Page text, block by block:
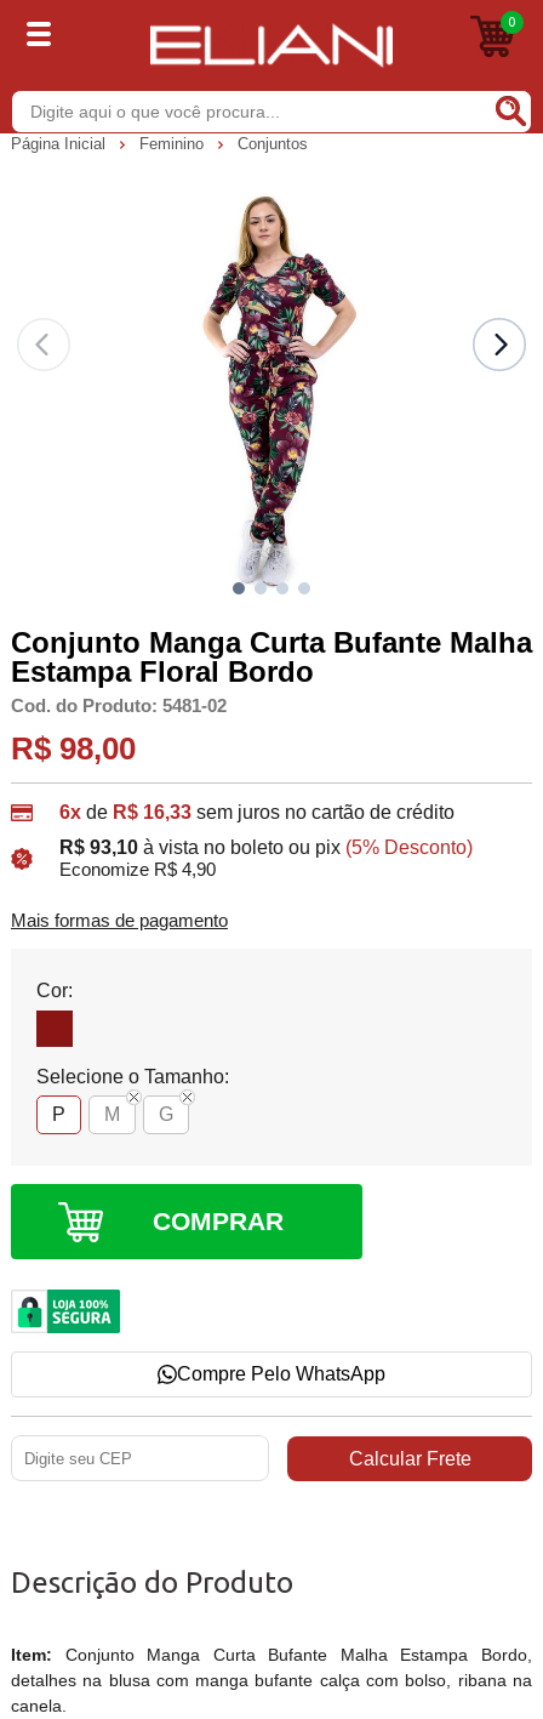
0
Página Inicial Feminino Conjuntos
Conjunto Manga Curta Bufante Malha
Estampa Floral Bordo
Cod. do Produto: 5481-02
R$ 98,00
6xde R$ 16,33 sem juros no cartão de crédito
R$ 93,10 à vista no boleto ou pix (5% Desconto)
Economize R$ 4,90
Mais formas de pagamento
Cor:
Selecione o Tamanho:
P
M G
COMPRAR
Compre Pelo WhatsApp
Descrição do Produto
Item: Conjunto Manga Curta Bufante Malha Estampa Bordo,
detalhes na blusa com manga bufante calça com bolso, ribana na
canela.